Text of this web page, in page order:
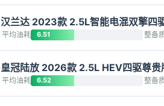
汉兰达 2023款 2.5L智能电混双擎四
平均油耗 6.51 整备
皇冠陆放 2026款 2.5L HEV四驱尊贵
平均油耗 6.52 整备